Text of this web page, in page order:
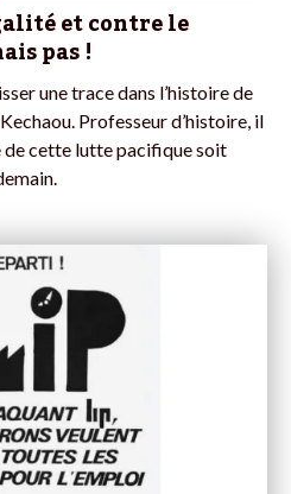
et contre le
pas !
une trace dans l’histoire de
Professeur d’histoire, il
de cette lutte pacifique soit